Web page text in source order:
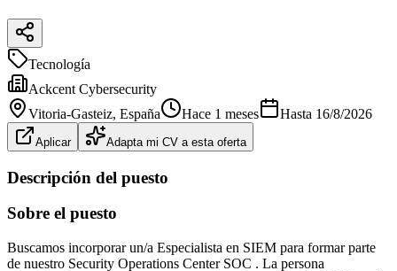
Tecnología
Ackcent Cybersecurity
Vitoria-Gasteiz, España Hace 1 meses Hasta 16/8/2026
Aplicar Adapta mi CV a esta oferta
Descripción del puesto
Sobre el puesto
Buscamos incorporar un/a Especialista en SIEM para formar parte
de nuestro Security Operations Center SOC . La persona